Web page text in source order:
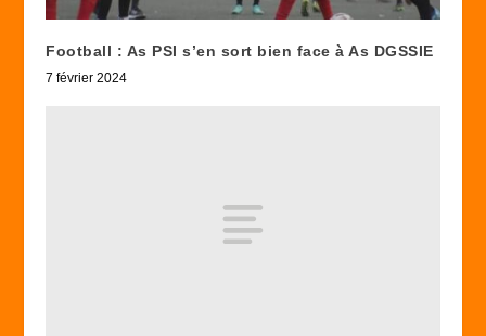
Football : As PSI s’en sort bien face à As DGSSIE
7 février 2024